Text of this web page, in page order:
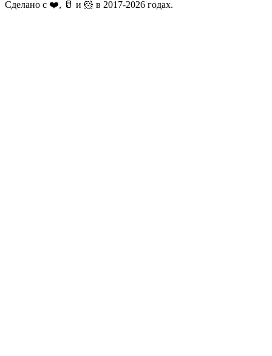
Сделано с ❤️, 🥛 и 🐹 в 2017-2026 годах.